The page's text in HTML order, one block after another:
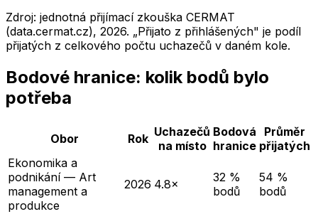
Zdroj: jednotná přijímací zkouška CERMAT
(data.cermat.cz), 2026. „Přijato z přihlášených" je podíl
přijatých z celkového počtu uchazečů v daném kole.
Bodové hranice: kolik bodů bylo
potřeba
Obor Rok Uchazečů
na místo
Bodová
hranice
Průměr
přijatých
Ekonomika a
podnikání — Art
management a
produkce
2026 4.8×
32 %
bodů
54 %
bodů